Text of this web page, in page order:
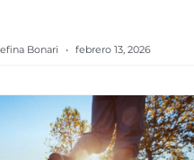
Bonari febrero 13, 2026